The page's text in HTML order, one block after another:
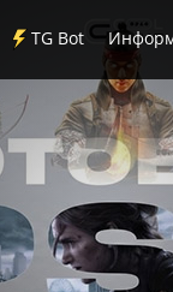
TG Bot